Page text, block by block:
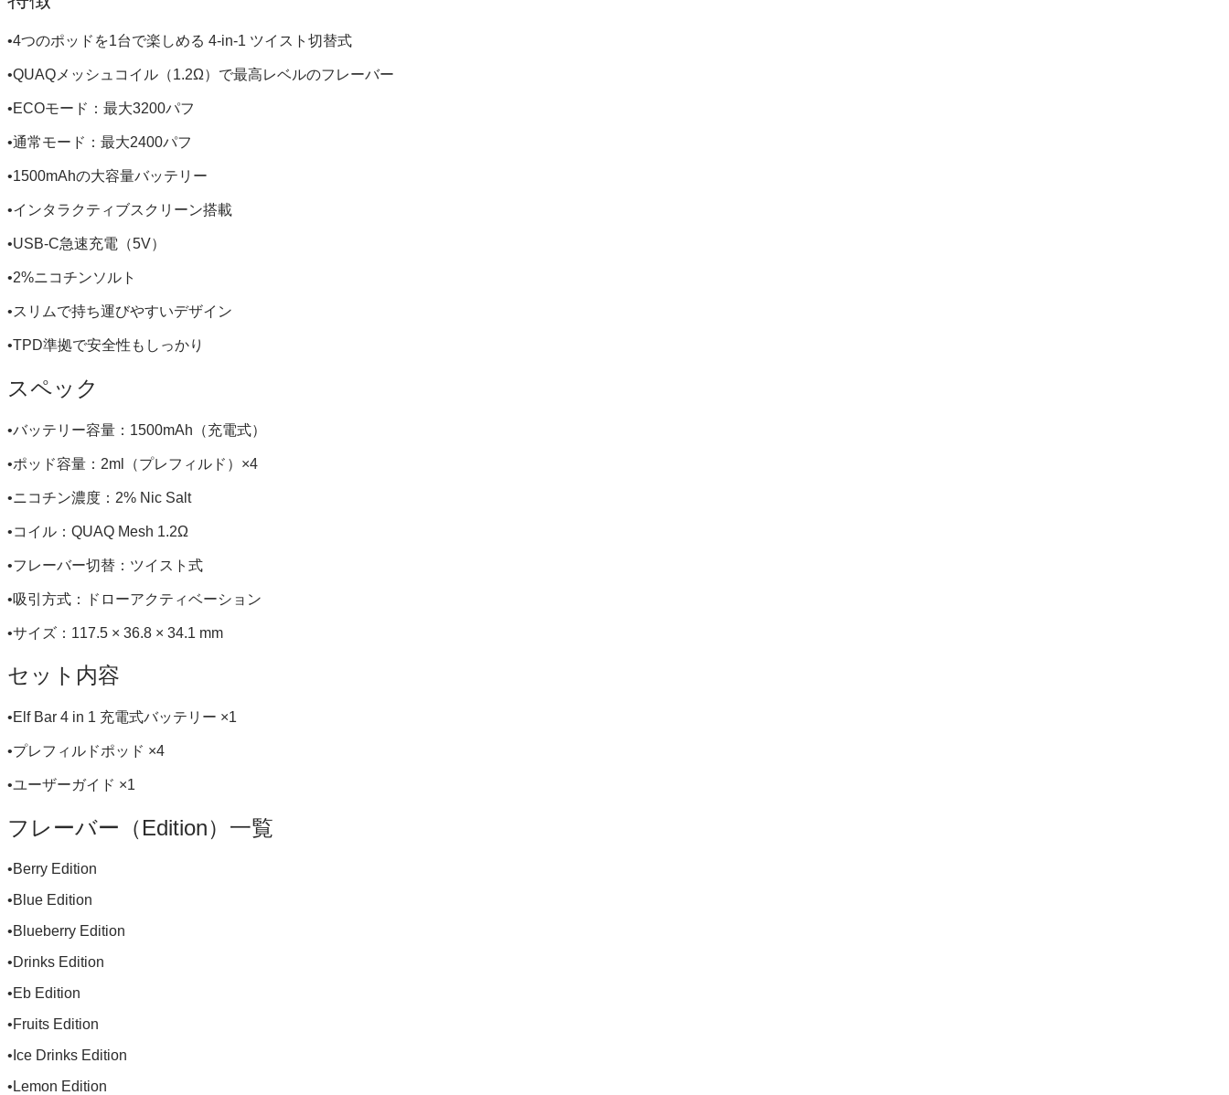
•4つのポッドを1台で楽しめる 4-in-1 ツイスト切替式
•QUAQメッシュコイル（1.2Ω）で最高レベルのフレーバー
•ECOモード：最大3200パフ
•通常モード：最大2400パフ
•1500mAhの大容量バッテリー
•インタラクティブスクリーン搭載
•USB-C急速充電（5V）
•2%ニコチンソルト
•スリムで持ち運びやすいデザイン
•TPD準拠で安全性もしっかり
スペック
•バッテリー容量：1500mAh（充電式）
•ポッド容量：2ml（プレフィルド）×4
•ニコチン濃度：2% Nic Salt
•コイル：QUAQ Mesh 1.2Ω
•フレーバー切替：ツイスト式
•吸引方式：ドローアクティベーション
•サイズ：117.5 × 36.8 × 34.1 mm
セット内容
•Elf Bar 4 in 1 充電式バッテリー ×1
•プレフィルドポッド ×4
•ユーザーガイド ×1
フレーバー（Edition）一覧
•Berry Edition
•Blue Edition
•Blueberry Edition
•Drinks Edition
•Eb Edition
•Fruits Edition
•Ice Drinks Edition
•Lemon Edition